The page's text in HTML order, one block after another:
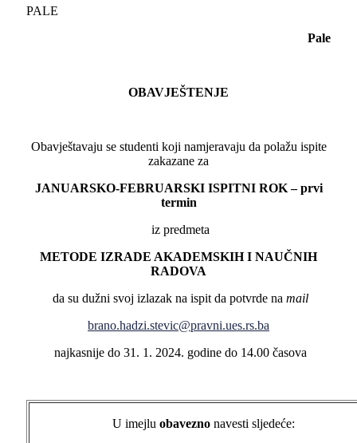
PALE
Pale
OBAVJEŠTENJE
Obavještavaju se studenti koji namjeravaju da polažu ispite
zakazane za
JANUARSKO-FEBRUARSKI ISPITNI ROK – prvi
termin
iz predmeta
METODE IZRADE AKADEMSKIH I NAUČNIH
RADOVA
da su dužni svoj izlazak na ispit da potvrde na mail
brano.hadzi.stevic@pravni.ues.rs.ba
najkasnije do 31. 1. 2024. godine do 14.00 časova
U imejlu obaveznonavesti sljedeće: